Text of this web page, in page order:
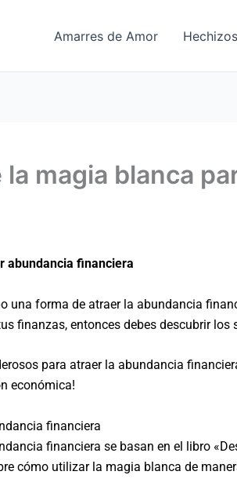
Amarres de Amor
magia blanca
abundancia financiera
forma de atraer la abundancia
finanzas, entonces debes descubrir los
para atraer la abundancia
económica!
financiera
financiera se basan en el libro
cómo utilizar la magia blanca de